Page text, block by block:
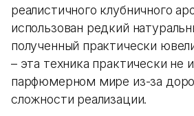
реалистичного клубничного
использован редкий
полученный практически
– эта техника практически не
парфюмерном мире из-за
сложности реализации.